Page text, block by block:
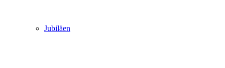
Jubiläen